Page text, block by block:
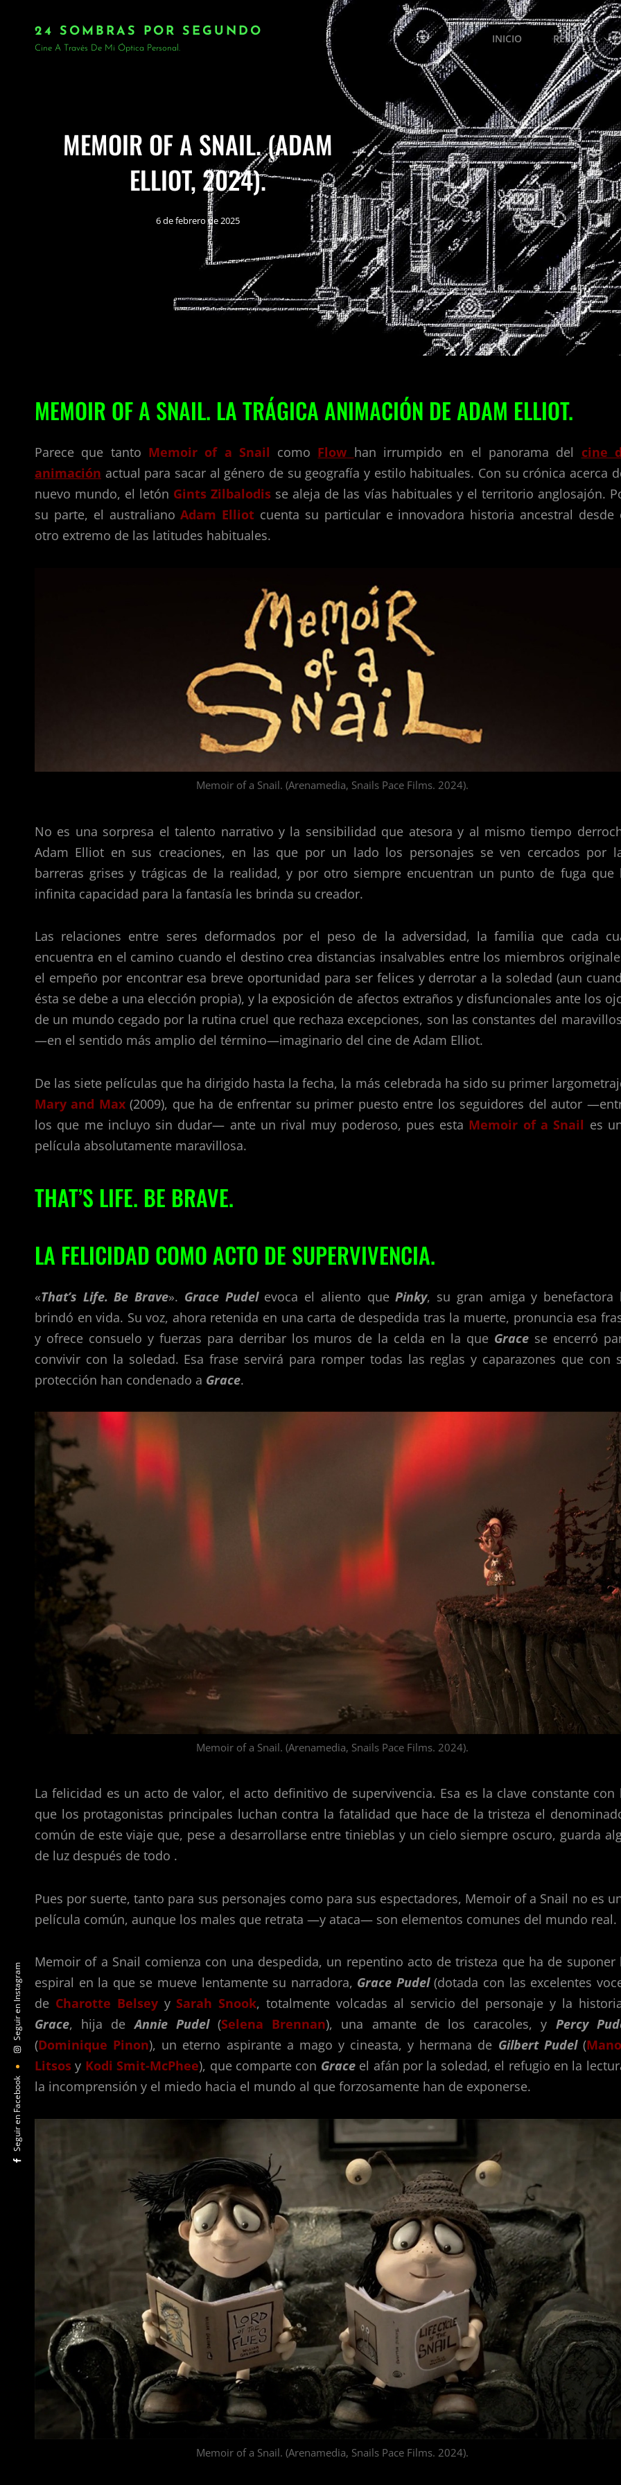
24 SOMBRAS POR SEGUNDO
Cine A Través De Mi Óptica Personal.
INICIO RESEÑAS.
Seguir en Facebook
Seguir en Instagram
MEMOIR OF A SNAIL. (ADAM
ELLIOT, 2024).
6 de febrero de 2025
MEMOIR OF A SNAIL. LA TRÁGICA ANIMACIÓN DE ADAM ELLIOT.
Parece que tanto Memoir of a Snail como Flow han irrumpido en el panorama del cine
animación actual para sacar al género de su geografía y estilo habituales. Con su crónica acerca
nuevo mundo, el letón Gints Zilbalodis se aleja de las vías habituales y el territorio anglosajón.
su parte, el australianoAdam Elliot cuenta su particular e innovadora historia ancestral desde
otro extremo de las latitudes habituales.
Memoir of a Snail. (Arenamedia, Snails Pace Films. 2024).
No es una sorpresa el talento narrativo y la sensibilidad que atesora y al mismo tiempo
Adam Elliot en sus creaciones, en las que por un lado los personajes se ven cercados por
barreras grises y trágicas de la realidad, y por otro siempre encuentran un punto de fuga que
infinita capacidad para la fantasía les brinda su creador.
Las relaciones entre seres deformados por el peso de la adversidad, la familia que cada
encuentra en el camino cuando el destino crea distancias insalvables entre los miembros
el empeño por encontrar esa breve oportunidad para ser felices y derrotar a la soledad (aun
ésta se debe a una elección propia), y la exposición de afectos extraños y disfuncionales ante los
de un mundo cegado por la rutina cruel que rechaza excepciones, son las constantes del
—en el sentido más amplio del término—imaginario del cine de Adam Elliot.
De las siete películas que ha dirigido hasta la fecha, la más celebrada ha sido su primer
Mary and Max(2009), que ha de enfrentar su primer puesto entre los seguidores del autor
los que me incluyo sin dudar— ante un rival muy poderoso, pues esta Memoir of a Snail es
película absolutamente maravillosa.
THAT’S LIFE. BE BRAVE.
LA FELICIDAD COMO ACTO DE SUPERVIVENCIA.
«That’s Life. Be Brave». Grace Pudelevoca el aliento quePinky, su gran amiga y benefactora
brindó en vida. Su voz, ahora retenida en una carta de despedida tras la muerte, pronuncia esa
y ofrece consuelo y fuerzas para derribar los muros de la celda en la que Grace se encerró
convivir con la soledad. Esa frase servirá para romper todas las reglas y caparazones que con
protección han condenado a Grace.
Memoir of a Snail. (Arenamedia, Snails Pace Films. 2024).
La felicidad es un acto de valor, el acto definitivo de supervivencia. Esa es la clave constante con
que los protagonistas principales luchan contra la fatalidad que hace de la tristeza el
común de este viaje que, pese a desarrollarse entre tinieblas y un cielo siempre oscuro, guarda
de luz después de todo .
Pues por suerte, tanto para sus personajes como para sus espectadores, Memoir of a Snail no es
película común, aunque los males que retrata —y ataca— son elementos comunes del mundo real.
Memoir of a Snail comienza con una despedida, un repentino acto de tristeza que ha de suponer
espiral en la que se mueve lentamente su narradora, Grace Pudel(dotada con las excelentes
de Charotte Belseyy Sarah Snook, totalmente volcadas al servicio del personaje y la
Grace, hija deAnnie Pudel(Selena Brennan), una amante de los caracoles, y Percy
(Dominique Pinon), un eterno aspirante a mago y cineasta, y hermana de Gilbert Pudel(
Litsos y Kodi Smit-McPhee), que comparte con Graceel afán por la soledad, el refugio en la
la incomprensión y el miedo hacia el mundo al que forzosamente han de exponerse.
Memoir of a Snail. (Arenamedia, Snails Pace Films. 2024).